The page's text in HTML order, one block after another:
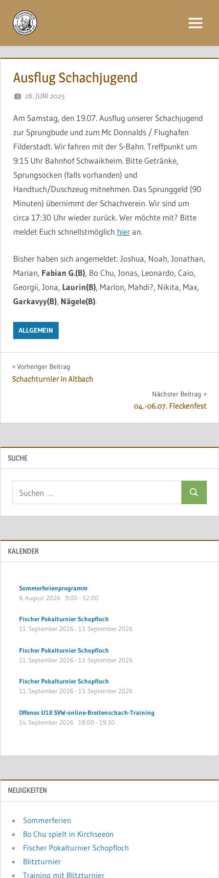
Inhalt
springen
Menü
Ausflug Schachjugend
28. JUNI 2025
Am Samstag, den 19.07. Ausflug unserer Schachjugend
zur Sprungbude und zum Mc Donnalds / Flughafen
Filderstadt. Wir fahren mit der S-Bahn. Treffpunkt um
9:15 Uhr Bahnhof Schwaikheim. Bitte Getränke,
Sprungsocken (falls vorhanden) und
Handtuch/Duschzeug mitnehmen. Das Sprunggeld (90
Minuten) übernimmt der Schachverein. Wir sind um
circa 17:30 Uhr wieder zurück. Wer möchte mit? Bitte
meldet Euch schnellstmöglich hieran.
Bisher haben sich angemeldet: Joshua, Noah, Jonathan,
Marian, Fabian G.(B), Bo Chu, Jonas, Leonardo, Caio,
Georgii, Jona, Laurin(B), Marlon, Mahdi?, Nikita, Max,
Garkavyy(B), Nägele(B).
ALLGEMEIN
Beitragsnavigation
Vorheriger Beitrag
Schachturnier in Altbach
Nächster Beitrag
04.-06.07. Fleckenfest
SUCHE
Suchen
KALENDER
Sommerferienprogramm
8. August 2026 9:00 - 12:00
Fischer Pokalturnier Schopfloch
11. September 2026- 13. September 2026
Fischer Pokalturnier Schopfloch
11. September 2026- 13. September 2026
Fischer Pokalturnier Schopfloch
11. September 2026- 13. September 2026
Offenes U18 SVW-online-Breitenschach-Training
14. September 2026 18:00 - 19:30
NEUIGKEITEN
Sommerferien
Bo Chu spielt in Kirchseeon
Fischer Pokalturnier Schopfloch
Blitzturnier
Training mit Blitzturnier